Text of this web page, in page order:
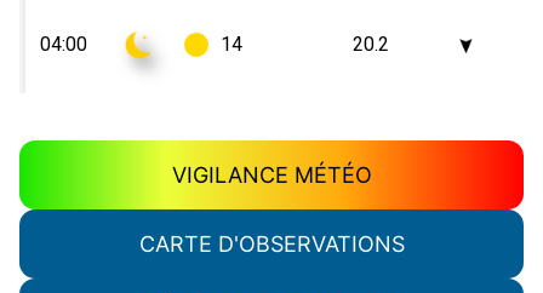
VIGILANCE MÉTÉO
CARTE D'OBSERVATIONS